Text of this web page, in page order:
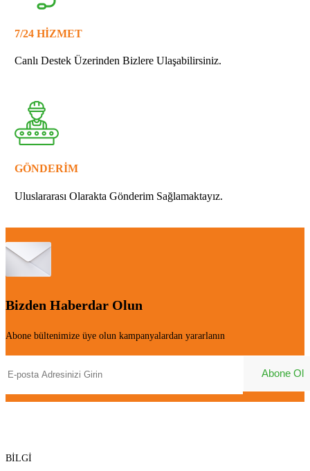
7/24 HİZMET
Canlı Destek Üzerinden Bizlere Ulaşabilirsiniz.
GÖNDERİM
Uluslararası Olarakta Gönderim Sağlamaktayız.
Bizden Haberdar Olun
Abone bültenimize üye olun kampanyalardan yararlanın
BİLGİ